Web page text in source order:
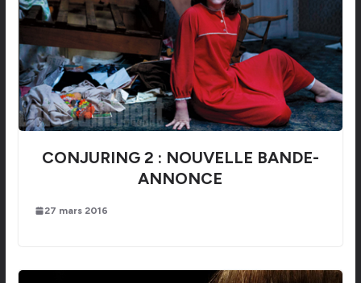
CONJURING 2 : NOUVELLE BANDE-
ANNONCE
27 mars 2016